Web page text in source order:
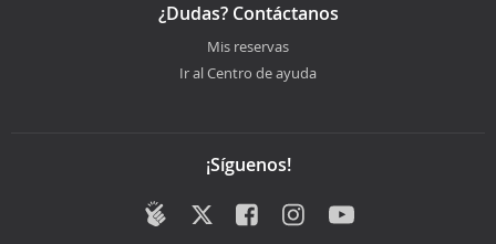
¿Dudas? Contáctanos
Mis reservas
Ir al Centro de ayuda
¡Síguenos!